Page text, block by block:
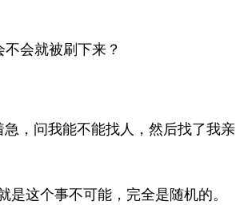
会就被刷下来？
，问我能不能找人，然后找了我亲
这个事不可能，完全是随机的。